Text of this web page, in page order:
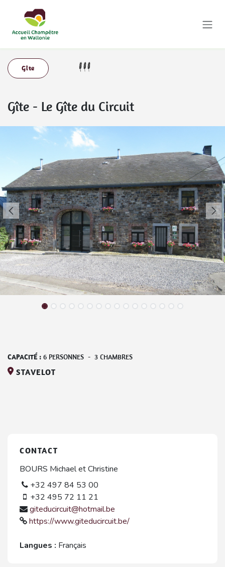
Gîte
Gîte - Le Gîte du Circuit
CAPACITÉ : 6 PERSONNES - 3 CHAMBRES
STAVELOT
CONTACT
BOURS Michael et Christine
+32 497 84 53 00
+32 495 72 11 21
giteducircuit@hotmail.be
https://www.giteducircuit.be/
Langues : Français